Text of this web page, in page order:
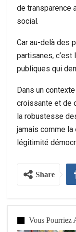
de transparence
social.
Car au-delà des
partisanes,
publiques qui
Dans un
croissante et de
la robustesse
jamais comme
légitimité
Share
Vous Pourriez